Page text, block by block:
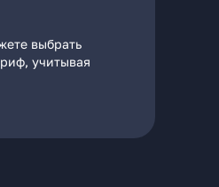
выбрать
учитывая